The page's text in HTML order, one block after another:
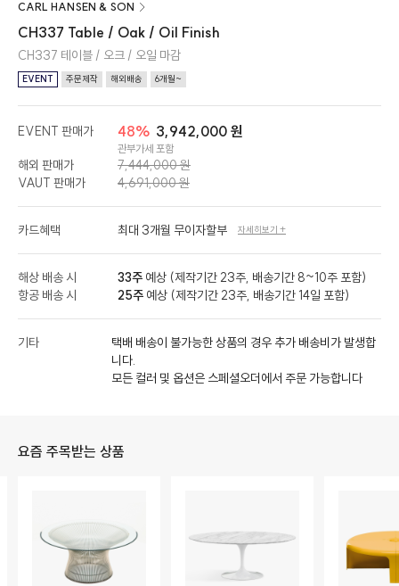
CARL HANSEN & SON
CH337 Table / Oak / Oil Finish
CH337 테이블 / 오크 / 오일 마감
EVENT 주문제작 해외배송 6개월~
해외 판매가
7,444,000 원
VAUT 판매가
4,691,000 원
EVENT 판매가 48% 3,942,000 원
관부가세 포함
카드혜택 최대 3개월 무이자할부 자세히보기 +
해상 배송 시 33주 예상 (제작기간 23주, 배송기간 8~10주 포함)
항공 배송 시
25주 예상 (제작기간 23주, 배송기간 14일 포함)
기타
택배 배송이 불가능한 상품의 경우 추가 배송비가 발생합
니다.
모든 컬러 및 옵션은 스페셜오더에서 주문 가능합니다
요즘 주목받는 상품